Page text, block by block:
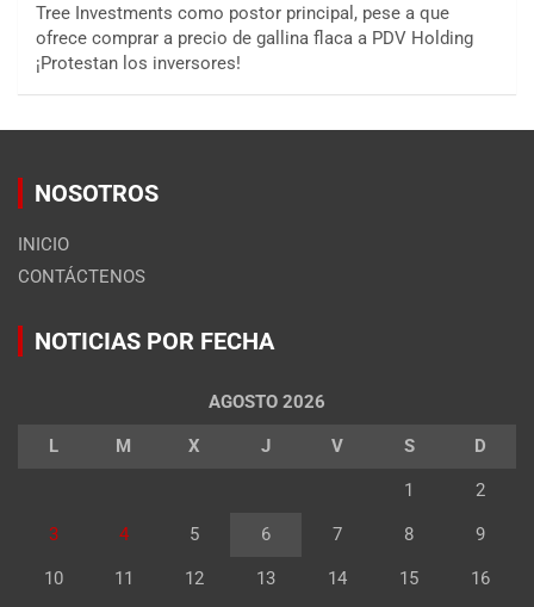
Tree Investments como postor principal, pese a que
ofrece comprar a precio de gallina flaca a PDV Holding
¡Protestan los inversores!
NOSOTROS
INICIO
CONTÁCTENOS
NOTICIAS POR FECHA
AGOSTO 2026
L M X J V S D
1 2
3 4 5 6 7 8 9
10 11 12 13 14 15 16